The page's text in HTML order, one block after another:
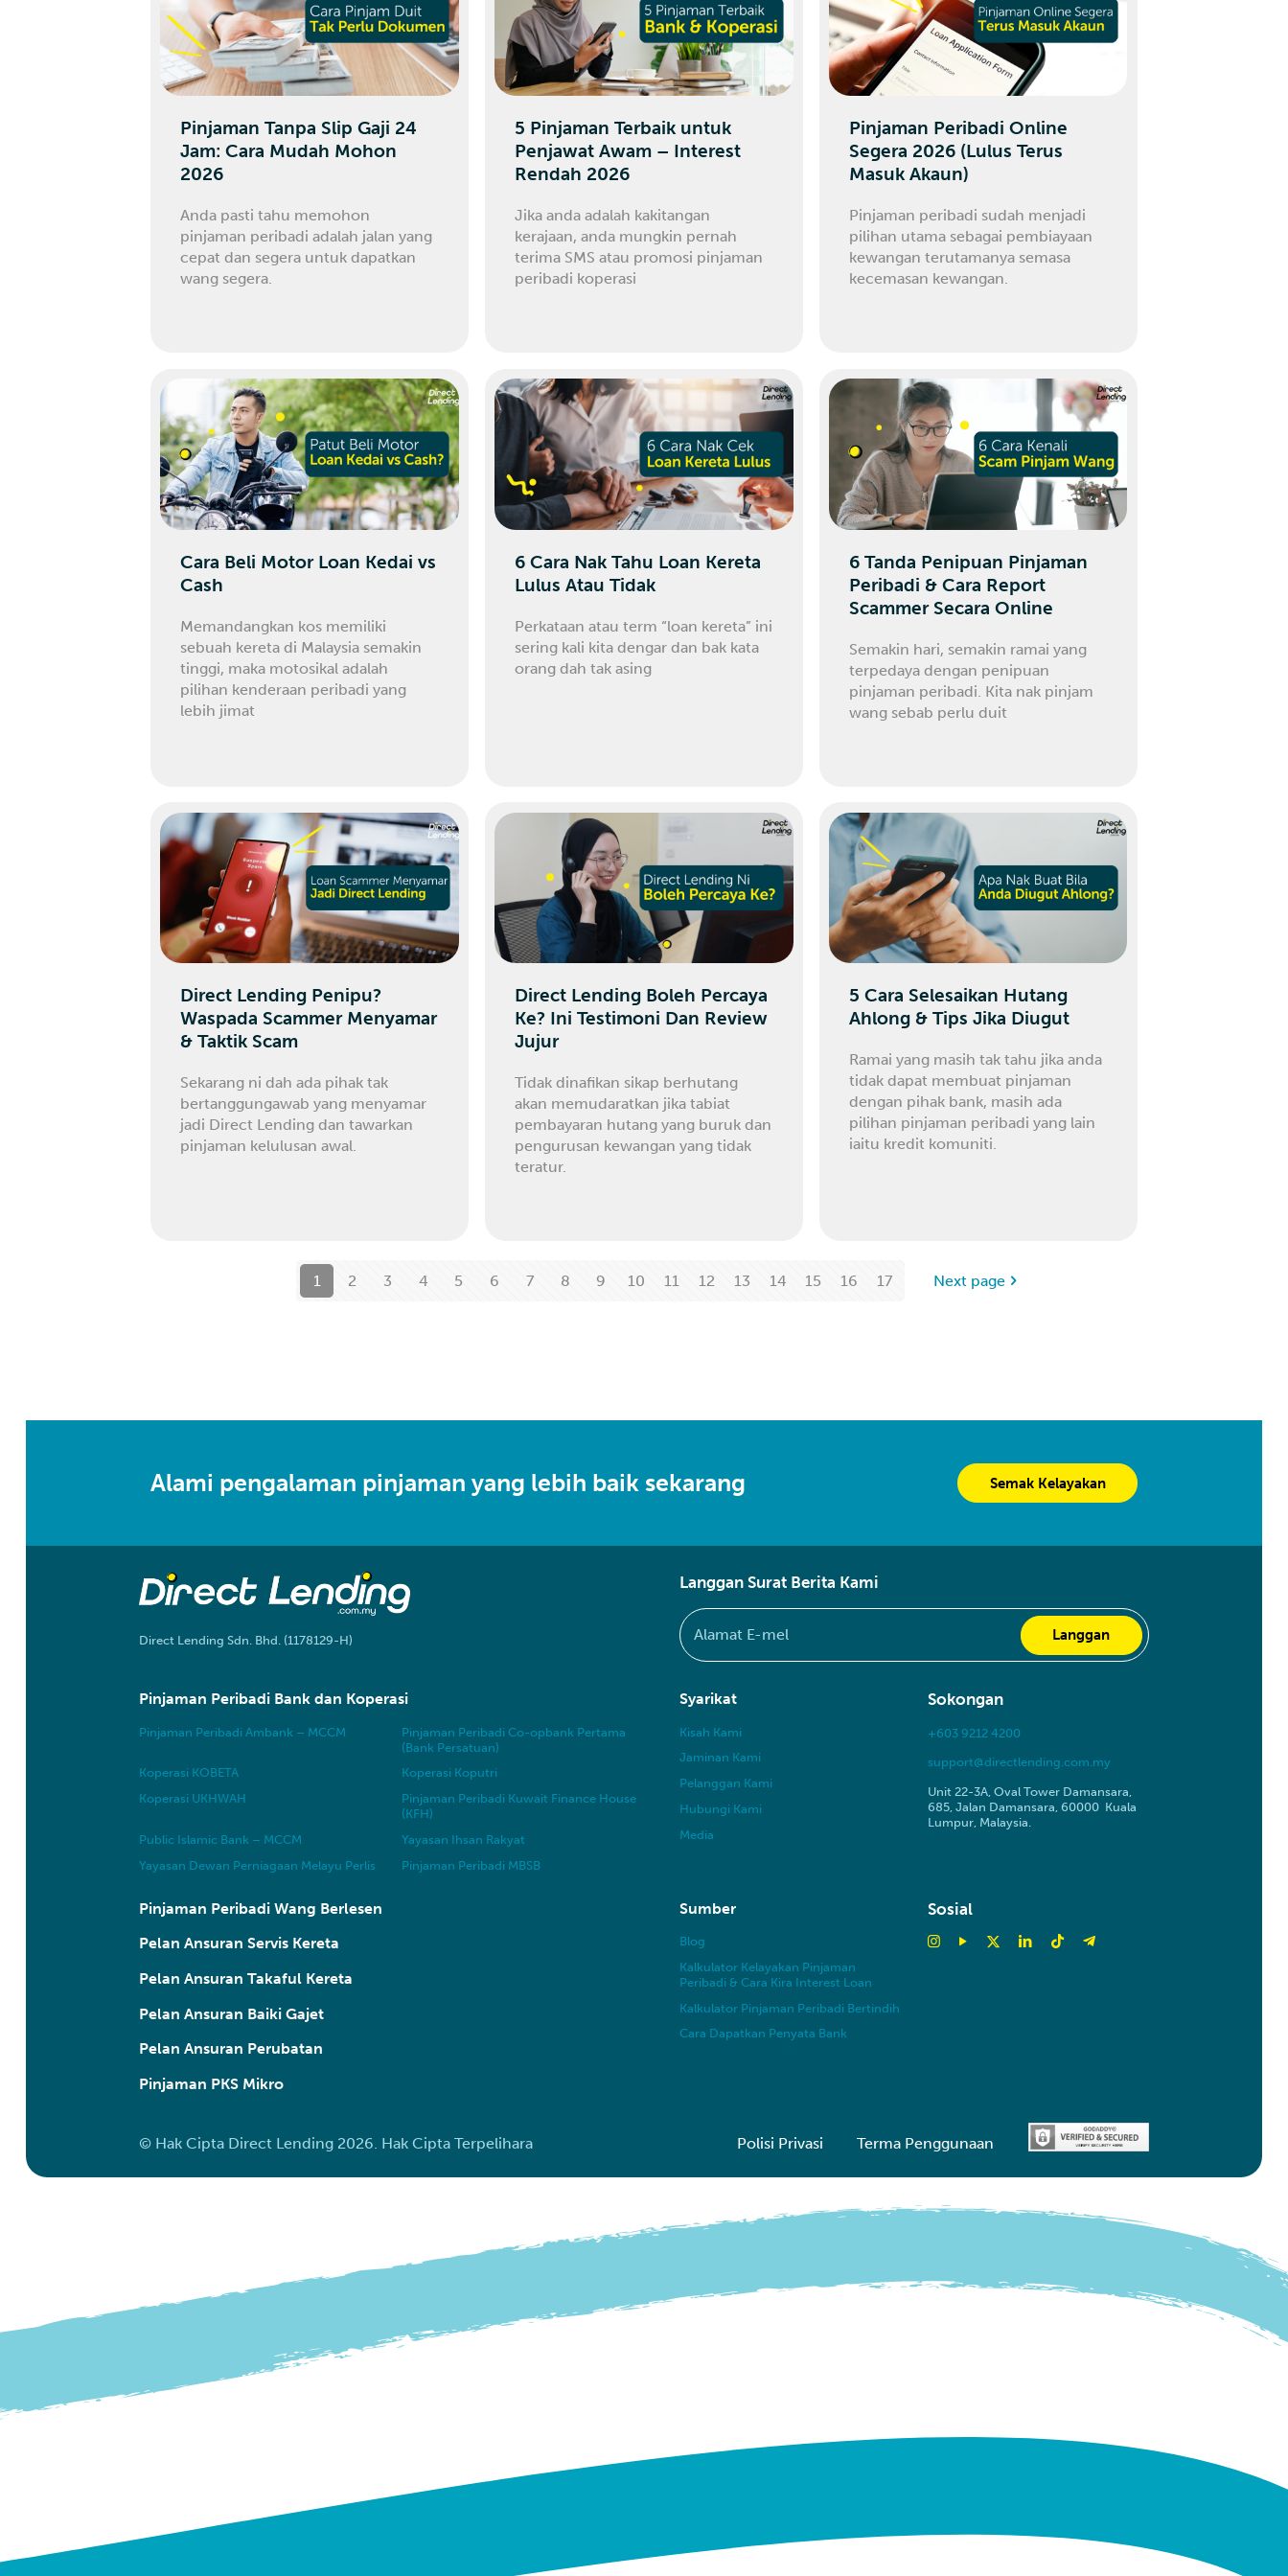
Pinjaman Tanpa Slip Gaji 24
Jam: Cara Mudah Mohon
2026
Anda pasti tahu memohon
pinjaman peribadi adalah jalan yang
cepat dan segera untuk dapatkan
wang segera.
5 Pinjaman Terbaik untuk
Penjawat Awam – Interest
Rendah 2026
Jika anda adalah kakitangan
kerajaan, anda mungkin pernah
terima SMS atau promosi pinjaman
peribadi koperasi
Pinjaman Peribadi Online
Segera 2026 (Lulus Terus
Masuk Akaun)
Pinjaman peribadi sudah menjadi
pilihan utama sebagai pembiayaan
kewangan terutamanya semasa
kecemasan kewangan.
Cara Beli Motor Loan Kedai vs
Cash
Memandangkan kos memiliki
sebuah kereta di Malaysia semakin
tinggi, maka motosikal adalah
pilihan kenderaan peribadi yang
lebih jimat
6 Cara Nak Tahu Loan Kereta
Lulus Atau Tidak
Perkataan atau term “loan kereta” ini
sering kali kita dengar dan bak kata
orang dah tak asing
6 Tanda Penipuan Pinjaman
Peribadi & Cara Report
Scammer Secara Online
Semakin hari, semakin ramai yang
terpedaya dengan penipuan
pinjaman peribadi. Kita nak pinjam
wang sebab perlu duit
Direct Lending Penipu?
Waspada Scammer Menyamar
& Taktik Scam
Sekarang ni dah ada pihak tak
bertanggungawab yang menyamar
jadi Direct Lending dan tawarkan
pinjaman kelulusan awal.
Direct Lending Boleh Percaya
Ke? Ini Testimoni Dan Review
Jujur
Tidak dinafikan sikap berhutang
akan memudaratkan jika tabiat
pembayaran hutang yang buruk dan
pengurusan kewangan yang tidak
teratur.
5 Cara Selesaikan Hutang
Ahlong & Tips Jika Diugut
Ramai yang masih tak tahu jika anda
tidak dapat membuat pinjaman
dengan pihak bank, masih ada
pilihan pinjaman peribadi yang lain
iaitu kredit komuniti.
1 2 3 4 5 6 7 8 9 10 11 12 13 14 15 16 17 Next page
Alami pengalaman pinjaman yang lebih baik sekarang Semak Kelayakan
Direct Lending Sdn. Bhd. (1178129-H)
Langgan Surat Berita Kami
Pinjaman Peribadi Bank dan Koperasi
Pinjaman Peribadi Ambank – MCCM
Pinjaman Peribadi Co-opbank Pertama
(Bank Persatuan)
Koperasi KOBETA
Koperasi Koputri
Koperasi UKHWAH
Pinjaman Peribadi Kuwait Finance House
(KFH)
Public Islamic Bank – MCCM
Yayasan Ihsan Rakyat
Yayasan Dewan Perniagaan Melayu Perlis
Pinjaman Peribadi MBSB
Syarikat
Kisah Kami
Jaminan Kami
Pelanggan Kami
Hubungi Kami
Media
Sokongan
+603 9212 4200
support@directlending.com.my
Unit 22-3A, Oval Tower Damansara,
685, Jalan Damansara, 60000 Kuala
Lumpur, Malaysia.
Pinjaman Peribadi Wang Berlesen
Pelan Ansuran Servis Kereta
Pelan Ansuran Takaful Kereta
Pelan Ansuran Baiki Gajet
Pelan Ansuran Perubatan
Pinjaman PKS Mikro
Sumber
Blog
Kalkulator Kelayakan Pinjaman
Peribadi & Cara Kira Interest Loan
Kalkulator Pinjaman Peribadi Bertindih
Cara Dapatkan Penyata Bank
Sosial
© Hak Cipta Direct Lending 2026. Hak Cipta Terpelihara Polisi Privasi Terma Penggunaan